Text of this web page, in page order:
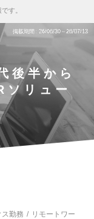
す。
掲載期間 26/06/30～26/07/13
後半から
ソリュー
ス勤務
リモートワー